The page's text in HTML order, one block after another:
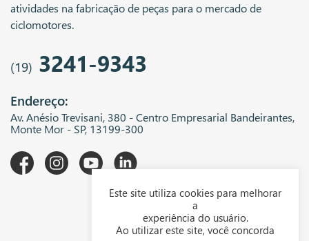
atividades na fabricação de peças para o mercado de
ciclomotores.
(19) 3241-9343
Endereço:
Av. Anésio Trevisani, 380 - Centro Empresarial Bandeirantes,
Monte Mor - SP, 13199-300
Downloads
Este site utiliza cookies para melhorar
a
experiência do usuário.
Ao utilizar este site, você concorda